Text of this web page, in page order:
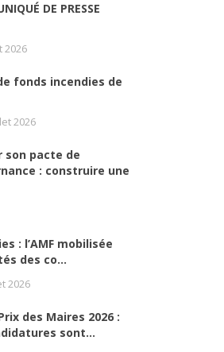
DE PRESSE
2026
fonds incendies de
2026
son pacte de
: construire une
: l’AMF mobilisée
des co...
2026
des Maires 2026 :
sont...